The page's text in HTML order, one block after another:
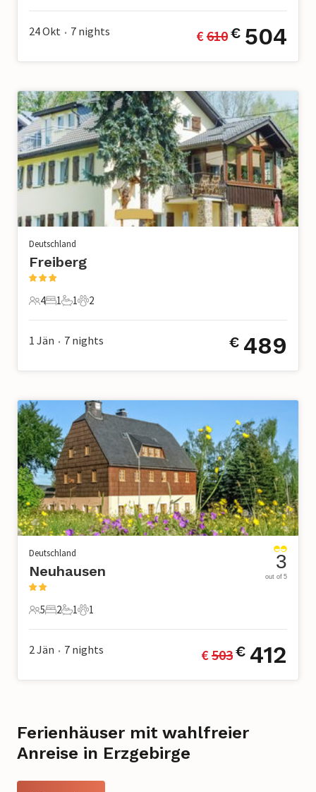
24 Okt • 7 nights € 610€ 504
Deutschland
Freiberg
4 Gäste
4
1 Schlafzimmer
1
1 Badezimmer
1
2 Haustiere
2
1 Jän • 7 nights € 489
Deutschland
Neuhausen
5 Gäste
5
2 Schlafzimmer
2
1 Badezimmer
1
1 Haustier
1
3
out of 5
2 Jän • 7 nights € 503€ 412
Ferienhäuser mit wahlfreier
Anreise in Erzgebirge